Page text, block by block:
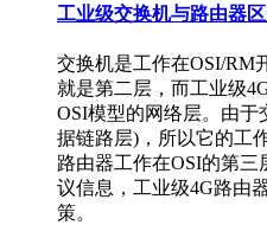
工业级交换机与路由器
交换机是工作在OSI/RM
就是第二层，而工业级
OSI模型的网络层。由于
据链路层)，所以它的工
路由器工作在OSI的第
议信息，工业级4G路由
策。